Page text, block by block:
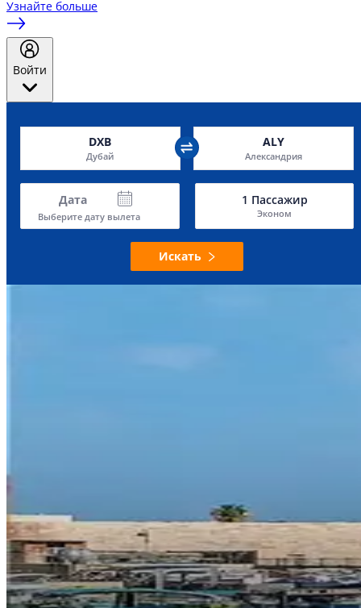
Узнайте больше
Войти
DXB
Дубай
ALY
Александрия
Дата
Выберите дату вылета
1 Пассажир
Эконом
Искать